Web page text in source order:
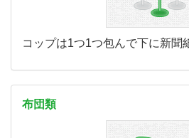
コップは1つ1つ包んで下に新聞
布団類